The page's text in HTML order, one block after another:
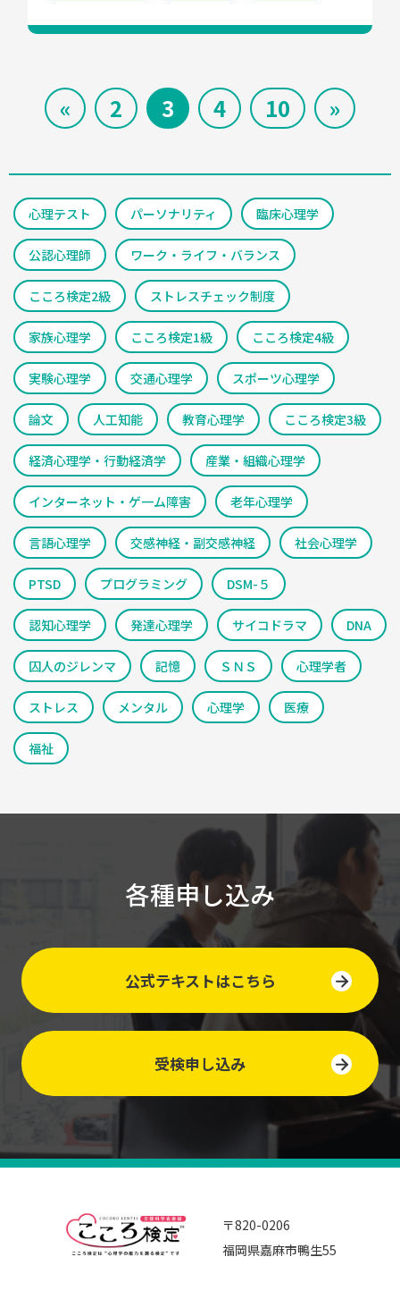
« 2 3 4 10 »
心理テスト パーソナリティ 臨床心理学
公認心理師 ワーク・ライフ・バランス
こころ検定2級 ストレスチェック制度
家族心理学 こころ検定1級 こころ検定4級
実験心理学 交通心理学 スポーツ心理学
論文 人工知能 教育心理学 こころ検定3級
経済心理学・行動経済学 産業・組織心理学
インターネット・ゲ一ム障害 老年心理学
言語心理学 交感神経・副交感神経 社会心理学
PTSD プログラミング DSM-５
認知心理学 発達心理学 サイコドラマ DNA
囚人のジレンマ 記憶 ＳＮＳ 心理学者
ストレス メンタル 心理学 医療
福祉
各種申し込み
公式テキストはこちら
受検申し込み
〒820-0206
福岡県嘉麻市鴨生55